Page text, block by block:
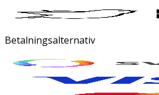
Betalningsalternativ